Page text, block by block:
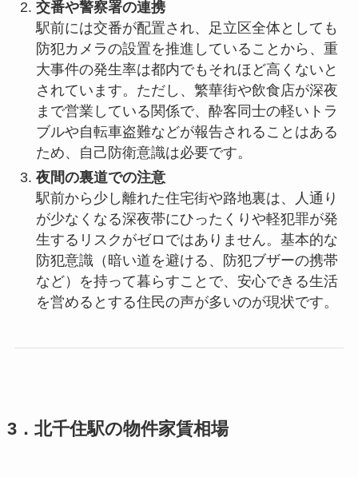
交番や警察署の連携
駅前には交番が配置され、足立区全体としても
防犯カメラの設置を推進していることから、重
大事件の発生率は都内でもそれほど高くないと
されています。ただし、繁華街や飲食店が深夜
まで営業している関係で、酔客同士の軽いトラ
ブルや自転車盗難などが報告されることはある
ため、自己防衛意識は必要です。
夜間の裏道での注意
駅前から少し離れた住宅街や路地裏は、人通り
が少なくなる深夜帯にひったくりや軽犯罪が発
生するリスクがゼロではありません。基本的な
防犯意識（暗い道を避ける、防犯ブザーの携帯
など）を持って暮らすことで、安心できる生活
を営めるとする住民の声が多いのが現状です。
3．北千住駅の物件家賃相場